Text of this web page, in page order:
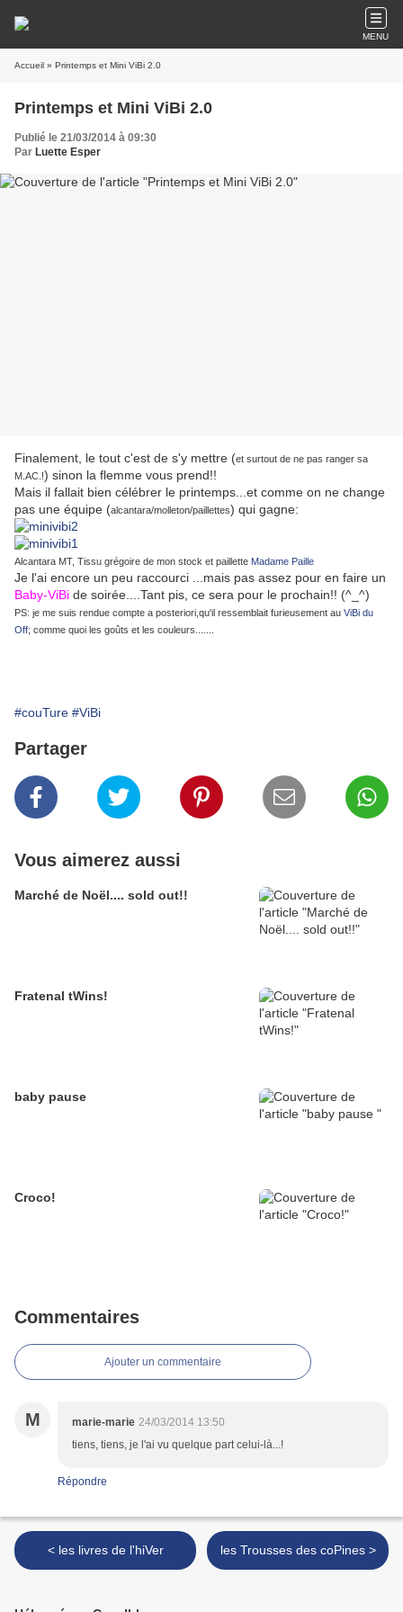
MENU
Accueil » Printemps et Mini ViBi 2.0
Printemps et Mini ViBi 2.0
Publié le 21/03/2014 à 09:30
Par Luette Esper
Finalement, le tout c'est de s'y mettre (et surtout de ne pas ranger sa
M.AC.!) sinon la flemme vous prend!!
Mais il fallait bien célébrer le printemps...et comme on ne change
pas une équipe (alcantara/molleton/paillettes) qui gagne:
Alcantara MT, Tissu grégoire de mon stock et paillette Madame Paille
Je l'ai encore un peu raccourci ...mais pas assez pour en faire un
Baby-ViBi de soirée....Tant pis, ce sera pour le prochain!! (^_^)
PS: je me suis rendue compte a posteriori,qu'il ressemblait furieusement au ViBi du
Off; comme quoi les goûts et les couleurs.......
#couTure #ViBi
Partager
Vous aimerez aussi
Marché de Noël.... sold out!!
Fratenal tWins!
baby pause
Croco!
Commentaires
Ajouter un commentaire
M marie-marie 24/03/2014 13:50
tiens, tiens, je l'ai vu quelque part celui-là...!
Répondre
< les livres de l'hiVer les Trousses des coPines >